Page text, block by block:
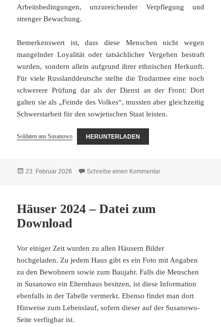
Arbeitsbedingungen, unzureichender Verpflegung und
strenger Bewachung.
Bemerkenswert ist, dass diese Menschen nicht wegen
mangelnder Loyalität oder tatsächlicher Vergehen bestraft
wurden, sondern allein aufgrund ihrer ethnischen Herkunft.
Für viele Russlanddeutsche stellte die Trudarmee eine noch
schwerere Prüfung dar als der Dienst an der Front: Dort
galten sie als „Feinde des Volkes“, mussten aber gleichzeitig
Schwerstarbeit für den sowjetischen Staat leisten.
Soldaten aus Susanowo HERUNTERLADEN
Veröffentlicht
23. Februar 2026 Schreibe einen Kommentarzu Soldaten aus
Häuser 2024 – Datei zum
Download
Vor einiger Zeit wurden zu allen Häusern Bilder
hochgeladen. Zu jedem Haus gibt es ein Foto mit Angaben
zu den Bewohnern sowie zum Baujahr. Falls die Menschen
in Susanowo ein Elternhaus besitzen, ist diese Information
ebenfalls in der Tabelle vermerkt. Ebenso findet man dort
Hinweise zum Lebenslauf, sofern dieser auf der Susanowo-
Seite verfügbar ist.